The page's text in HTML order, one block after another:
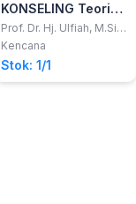
KONSELING Teori
dan Praktik
Prof. Dr. Hj. Ulfiah, M.Si.,
CPCE.; Dr. H.
Kencana
Stok: 1/1